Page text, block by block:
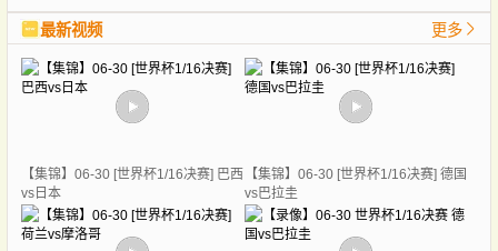
最新视频 更多
【集锦】06-30 [世界杯1/16决赛] 巴西
vs日本
【集锦】06-30 [世界杯1/16决赛] 德国
vs巴拉圭